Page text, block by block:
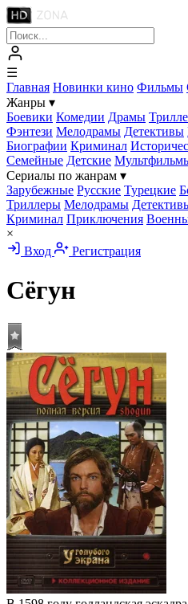
☰
Главная Новинки кино Фильмы
Жанры ▾
Боевики Комедии Драмы
Фэнтези Мелодрамы Детективы
Биографии Криминал
Семейные Детские
Сериалы по жанрам ▾
Зарубежные Русские Турецкие
Триллеры Мелодрамы
Криминал Приключения
×
Вход
Регистрация
Сёгун